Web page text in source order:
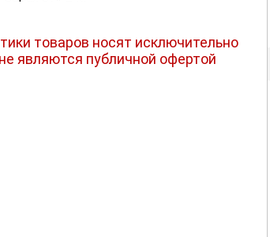
товаров носят исключительно
являются публичной офертой